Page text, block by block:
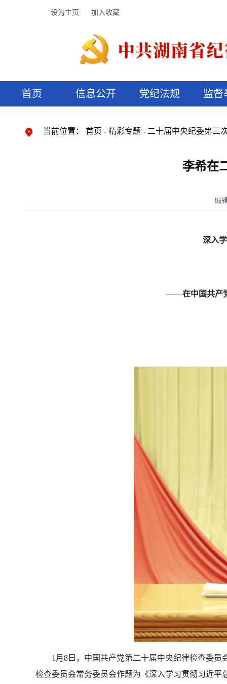
设为主页 加入收藏
首页 信息公开 党纪法规 监督
当前位置： 首页 精彩专题 二十届中央纪委第三
李希在
编
深入
——在中国共产
1月8日，中国共产党第二十届中央纪律检查委
检查委员会常务委员会作题为《深入学习贯彻习近